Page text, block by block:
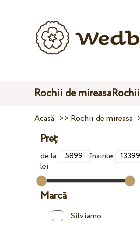
Rochii de mireasa
Acasă >> Rochii de mireasa
Preț
de la
înainte
lei
Marcă
Silviamo